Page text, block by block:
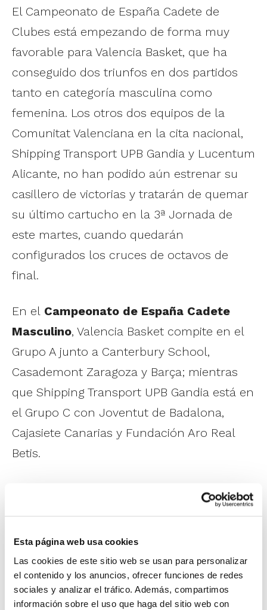
Esta página web usa cookies
Las cookies de este sitio web se usan para personalizar
el contenido y los anuncios, ofrecer funciones de redes
sociales y analizar el tráfico. Además, compartimos
información sobre el uso que haga del sitio web con
El Campeonato de España Cadete de
Clubes está empezando de forma muy
favorable para Valencia Basket, que ha
conseguido dos triunfos en dos partidos
tanto en categoría masculina como
femenina. Los otros dos equipos de la
Comunitat Valenciana en la cita nacional,
Shipping Transport UPB Gandia y Lucentum
Alicante, no han podido aún estrenar su
casillero de victorias y tratarán de quemar
su último cartucho en la 3ª Jornada de
este martes, cuando quedarán
configurados los cruces de octavos de
final.
En el Campeonato de España Cadete
Masculino, Valencia Basket compite en el
Grupo A junto a Canterbury School,
Casademont Zaragoza y Barça; mientras
que Shipping Transport UPB Gandia está en
el Grupo C con Joventut de Badalona,
Cajasiete Canarias y Fundación Aro Real
Betis.
Campeonato de España Cadete
Córdoba, Brains Moraleja y Casademont
Zaragoza; y Valencia Basket compite en el
Grupo D con Celta Femxa Zorka, Movistar